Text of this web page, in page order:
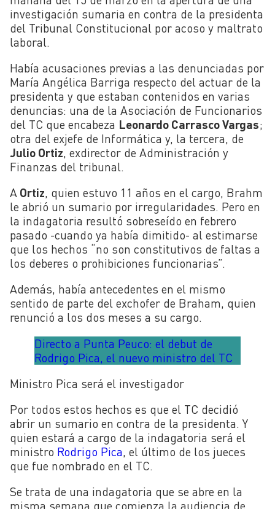
investigación sumaria en contra de la presidenta
del Tribunal Constitucional por acoso y maltrato
laboral.
Había acusaciones previas a las denunciadas por
María Angélica Barriga respecto del actuar de la
presidenta y que estaban contenidos en varias
denuncias: una de la Asociación de Funcionarios
del TC que encabeza Leonardo Carrasco Vargas;
otra del exjefe de Informática y, la tercera, de
Julio Ortiz, exdirector de Administración y
Finanzas del tribunal.
A Ortiz, quien estuvo 11 años en el cargo, Brahm
le abrió un sumario por irregularidades. Pero en
la indagatoria resultó sobreseído en febrero
pasado -cuando ya había dimitido- al estimarse
que los hechos “no son constitutivos de faltas a
los deberes o prohibiciones funcionarias”.
Además, había antecedentes en el mismo
sentido de parte del exchofer de Braham, quien
renunció a los dos meses a su cargo.
Directo a Punta Peuco: el debut de
Rodrigo Pica, el nuevo ministro del TC
Ministro Pica será el investigador
Por todos estos hechos es que el TC decidió
abrir un sumario en contra de la presidenta. Y
quien estará a cargo de la indagatoria será el
ministro Rodrigo Pica, el último de los jueces
que fue nombrado en el TC.
Se trata de una indagatoria que se abre en la
misma semana que comienza la audiencia de